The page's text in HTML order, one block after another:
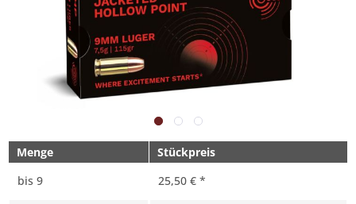
Menge
Stückpreis
bis 9 25,50 € *